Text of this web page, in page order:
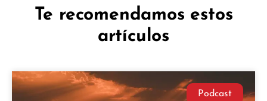
Te recomendamos estos
artículos
Podcast